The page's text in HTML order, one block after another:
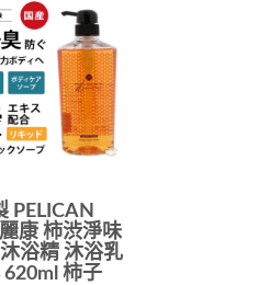
PELICAN
康 柿渋淨味
浴精 沐浴乳
620ml 柿子